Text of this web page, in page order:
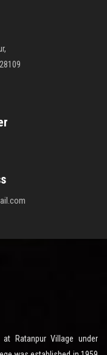
Ratanpur Village under